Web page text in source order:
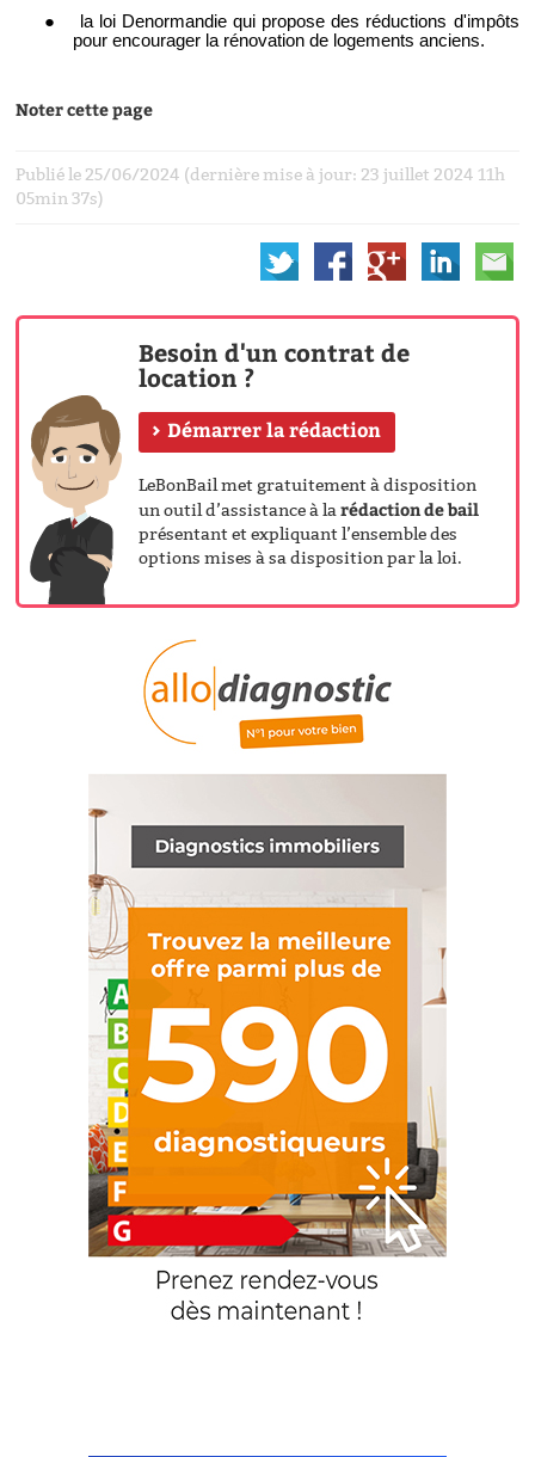
●
la loi Denormandie qui propose des réductions d'impôts
pour encourager la rénovation de logements anciens.
Noter cette page
Publié le 25/06/2024 (dernière mise à jour: 23 juillet 2024 11h
05min 37s)
Besoin d'un contrat de
location ?
Démarrer la rédaction
LeBonBail met gratuitement à disposition
un outil d’assistance à larédaction de bail
présentant et expliquant l’ensemble des
options mises à sa disposition par la loi.